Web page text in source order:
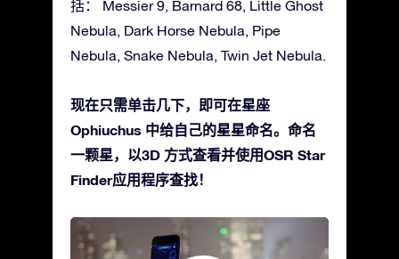
括： Messier 9, Barnard 68, Little Ghost
Nebula, Dark Horse Nebula, Pipe
Nebula, Snake Nebula, Twin Jet Nebula.
现在只需单击几下，即可在星座
Ophiuchus 中给自己的星星命名。命名
一颗星，以3D 方式查看并使用OSR Star
Finder应用程序查找！